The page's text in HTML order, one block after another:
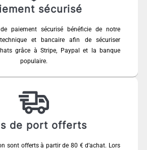
sécurisé
paiement sécurisé bénéficie de notre
et bancaire afin de sécuriser
grâce à Stripe, Paypal et la banque
populaire.
de port offerts
sont offerts à partir de 80 € d’achat. Lors